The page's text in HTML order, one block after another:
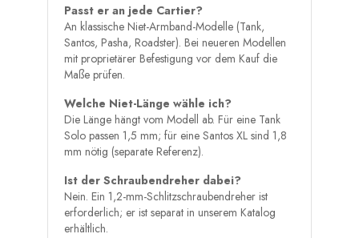
Passt er an jede Cartier?
An klassische Niet-Armband-Modelle (Tank,
Santos, Pasha, Roadster). Bei neueren Modellen
mit proprietärer Befestigung vor dem Kauf die
Maße prüfen.
Welche Niet-Länge wähle ich?
Die Länge hängt vom Modell ab. Für eine Tank
Solo passen 1,5 mm; für eine Santos XL sind 1,8
mm nötig (separate Referenz).
Ist der Schraubendreher dabei?
Nein. Ein 1,2-mm-Schlitzschraubendreher ist
erforderlich; er ist separat in unserem Katalog
erhältlich.